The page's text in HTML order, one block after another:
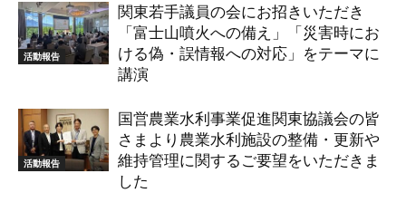
活動報告
関東若手議員の会にお招きいただき
「富士山噴火への備え」「災害時にお
ける偽・誤情報への対応」をテーマに
講演
活動報告
国営農業水利事業促進関東協議会の皆
さまより農業水利施設の整備・更新や
維持管理に関するご要望をいただきま
した